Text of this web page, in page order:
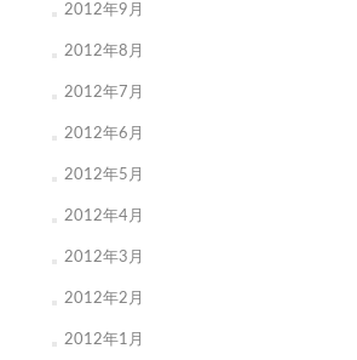
2012年9月
2012年8月
2012年7月
2012年6月
2012年5月
2012年4月
2012年3月
2012年2月
2012年1月